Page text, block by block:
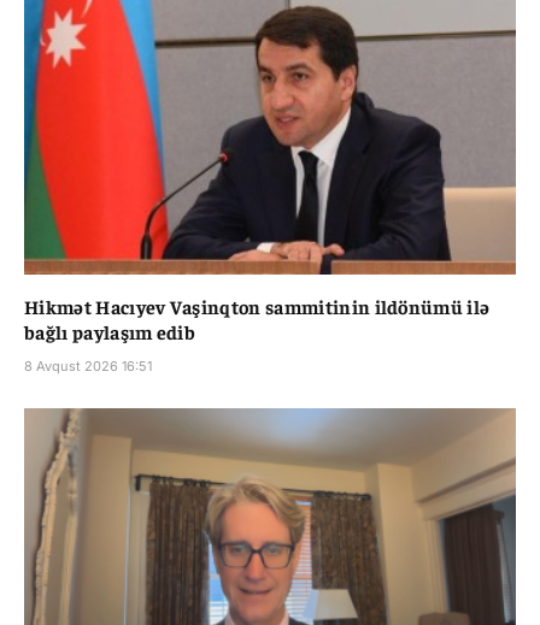
Hikmət Hacıyev Vaşinqton sammitinin ildönümü ilə
bağlı paylaşım edib
8 Avqust 2026 16:51